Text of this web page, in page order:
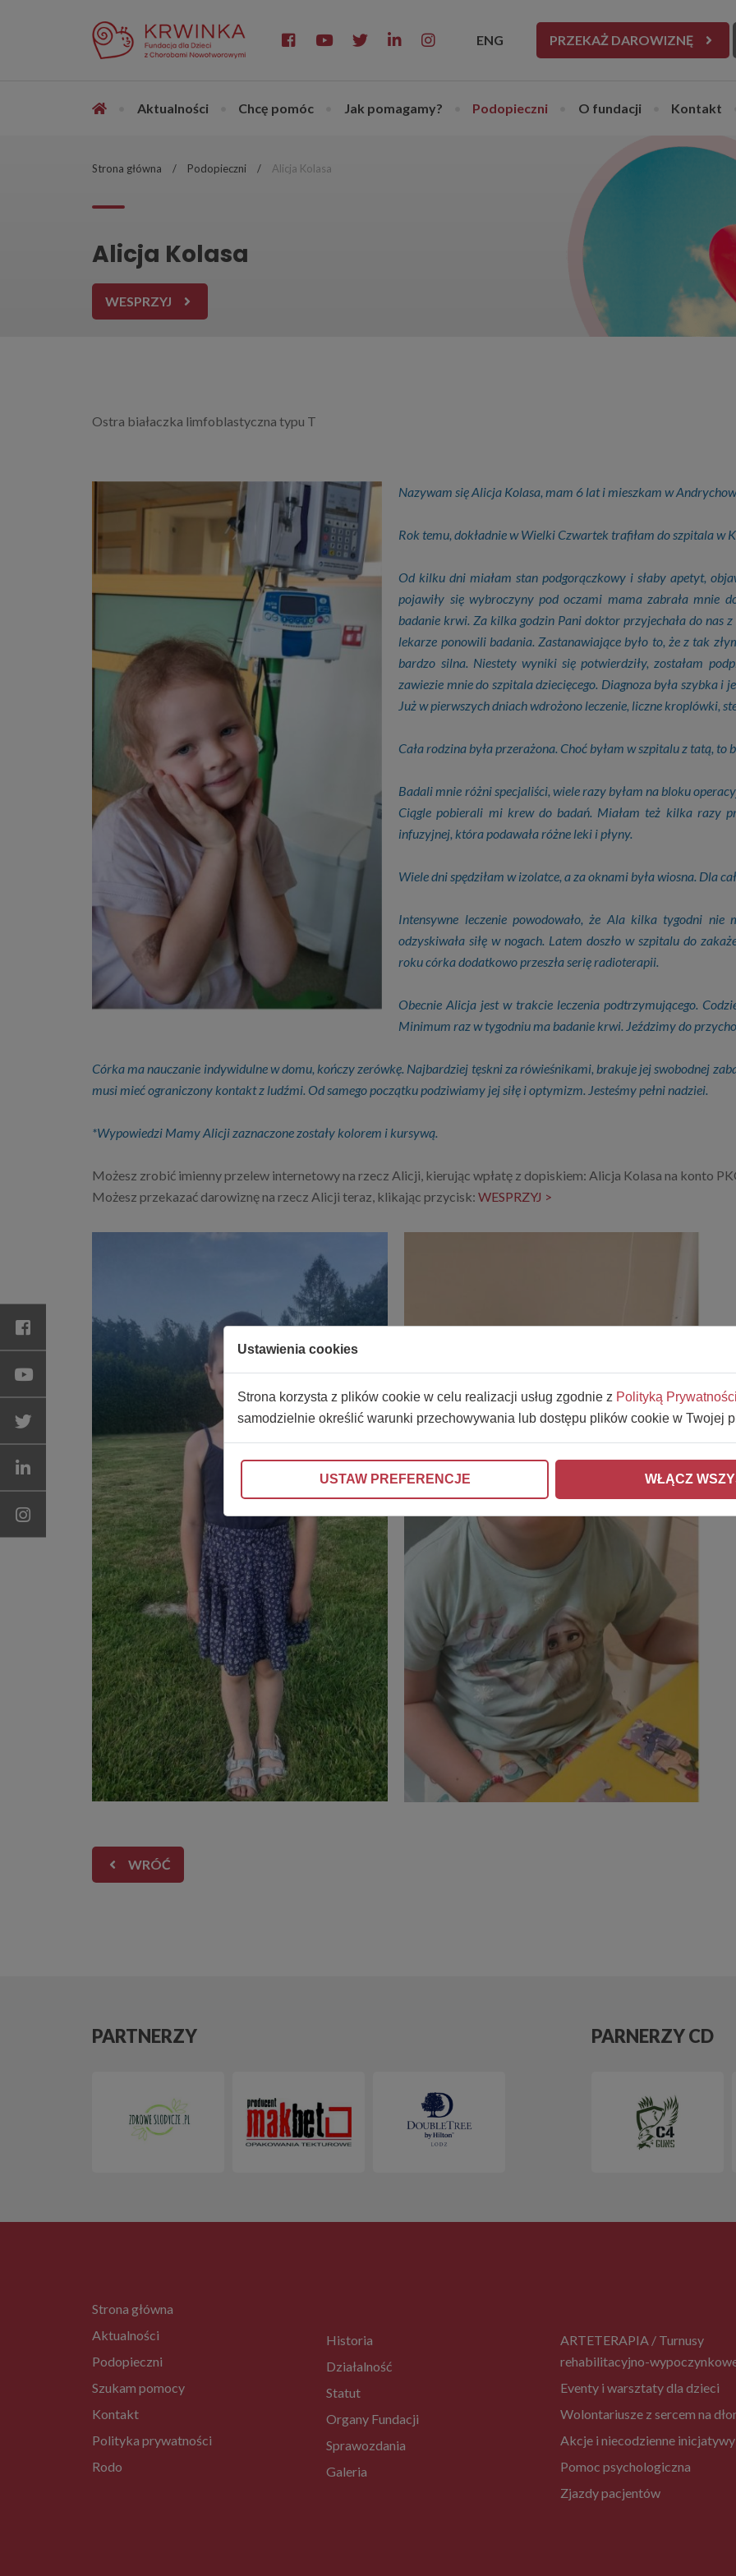
Ustawienia cookies
Strona korzysta z plików cookie w celu realizacji usług zgodnie z Polityką Prywatności
samodzielnie określić warunki przechowywania lub dostępu plików cookie w Twojej
USTAW PREFERENCJE WŁĄCZ
ENG PRZEKAŻ DAROWIZNĘ
Aktualności Chcę pomóc Jak pomagamy? Podopieczni O fundacji Kontakt
Strona główna Podopieczni Alicja Kolasa
Alicja Kolasa
WESPRZYJ
Ostra białaczka limfoblastyczna typu T
Nazywam się Alicja Kolasa, mam 6 lat i mieszkam w
Rok temu, dokładnie w Wielki Czwartek trafiłam do szpitala w
Od kilku dni miałam stan podgorączkowy i słaby apetyt,
pojawiły się wybroczyny pod oczami mama zabrała mnie
badanie krwi. Za kilka godzin Pani doktor przyjechała do nas
lekarze ponowili badania. Zastanawiające było to, że z tak
bardzo silna. Niestety wyniki się potwierdziły, zostałam
zawiezie mnie do szpitala dziecięcego. Diagnoza była szybka i
Już w pierwszych dniach wdrożono leczenie, liczne kroplówki,
Cała rodzina była przerażona. Choć byłam w szpitalu z tatą,
Badali mnie różni specjaliści, wiele razy byłam na bloku
Ciągle pobierali mi krew do badań. Miałam też kilka razy
infuzyjnej, która podawała różne leki i płyny.
Wiele dni spędziłam w izolatce, a za oknami była wiosna. Dla
Intensywne leczenie powodowało, że Ala kilka tygodni nie
odzyskiwała siłę w nogach. Latem doszło w szpitalu do
roku córka dodatkowo przeszła serię radioterapii.
Obecnie Alicja jest w trakcie leczenia podtrzymującego.
Minimum raz w tygodniu ma badanie krwi. Jeździmy do
Córka ma nauczanie indywidulne w domu, kończy zerówkę. Najbardziej tęskni za rówieśnikami, brakuje jej swobodnej
musi mieć ograniczony kontakt z ludźmi. Od samego początku podziwiamy jej siłę i optymizm. Jesteśmy pełni nadziei.
*Wypowiedzi Mamy Alicji zaznaczone zostały kolorem i kursywą.
Możesz zrobić imienny przelew internetowy na rzecz Alicji, kierując wpłatę z dopiskiem: Alicja Kolasa na konto
Możesz przekazać darowiznę na rzecz Alicji teraz, klikając przycisk: WESPRZYJ >
WRÓĆ
PARTNERZY PARNERZY CD
Strona główna
Aktualności
Podopieczni
Szukam pomocy
Kontakt
Polityka prywatności
Rodo
Historia
Działalność
Statut
Organy Fundacji
Sprawozdania
Galeria
ARTETERAPIA / Turnusy
rehabilitacyjno-
Eventy i warsztaty dla dzieci
Wolontariusze z sercem na
Akcje i niecodzienne inicjatywy
Pomoc psychologiczna
Zjazdy pacjentów